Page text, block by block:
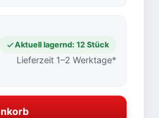
Aktuell lagernd: 12 Stück
Lieferzeit 1–2 Werktage*